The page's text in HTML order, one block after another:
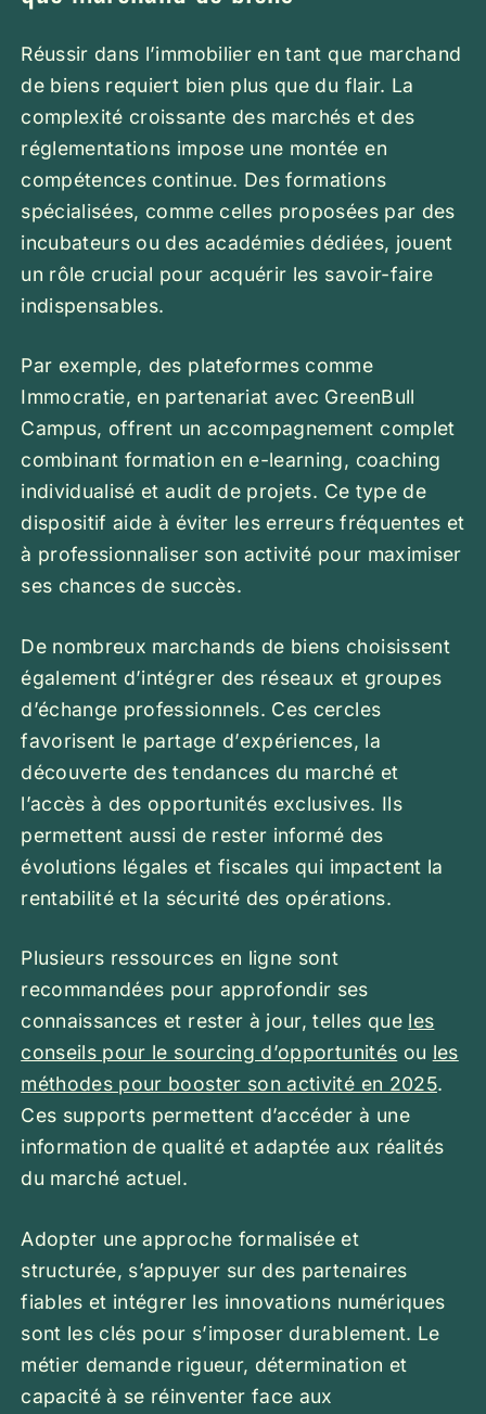
Réussir dans l’immobilier en tant que marchand
de biens requiert bien plus que du flair. La
complexité croissante des marchés et des
réglementations impose une montée en
compétences continue. Des formations
spécialisées, comme celles proposées par des
incubateurs ou des académies dédiées, jouent
un rôle crucial pour acquérir les savoir-faire
indispensables.
Par exemple, des plateformes comme
Immocratie, en partenariat avec GreenBull
Campus, offrent un accompagnement complet
combinant formation en e-learning, coaching
individualisé et audit de projets. Ce type de
dispositif aide à éviter les erreurs fréquentes et
à professionnaliser son activité pour maximiser
ses chances de succès.
De nombreux marchands de biens choisissent
également d’intégrer des réseaux et groupes
d’échange professionnels. Ces cercles
favorisent le partage d’expériences, la
découverte des tendances du marché et
l’accès à des opportunités exclusives. Ils
permettent aussi de rester informé des
évolutions légales et fiscales qui impactent la
rentabilité et la sécurité des opérations.
Plusieurs ressources en ligne sont
recommandées pour approfondir ses
connaissances et rester à jour, telles que les
conseils pour le sourcing d’opportunités ou les
méthodes pour booster son activité en 2025.
Ces supports permettent d’accéder à une
information de qualité et adaptée aux réalités
du marché actuel.
Adopter une approche formalisée et
structurée, s’appuyer sur des partenaires
fiables et intégrer les innovations numériques
sont les clés pour s’imposer durablement. Le
métier demande rigueur, détermination et
capacité à se réinventer face aux